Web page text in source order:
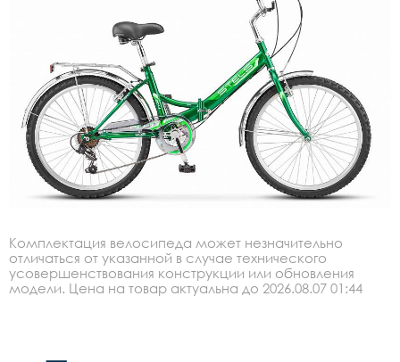
Комплектация велосипеда может незначительно
отличаться от указанной в случае технического
усовершенствования конструкции или обновления
модели. Цена на товар актуальна до 2026.08.07 01:44